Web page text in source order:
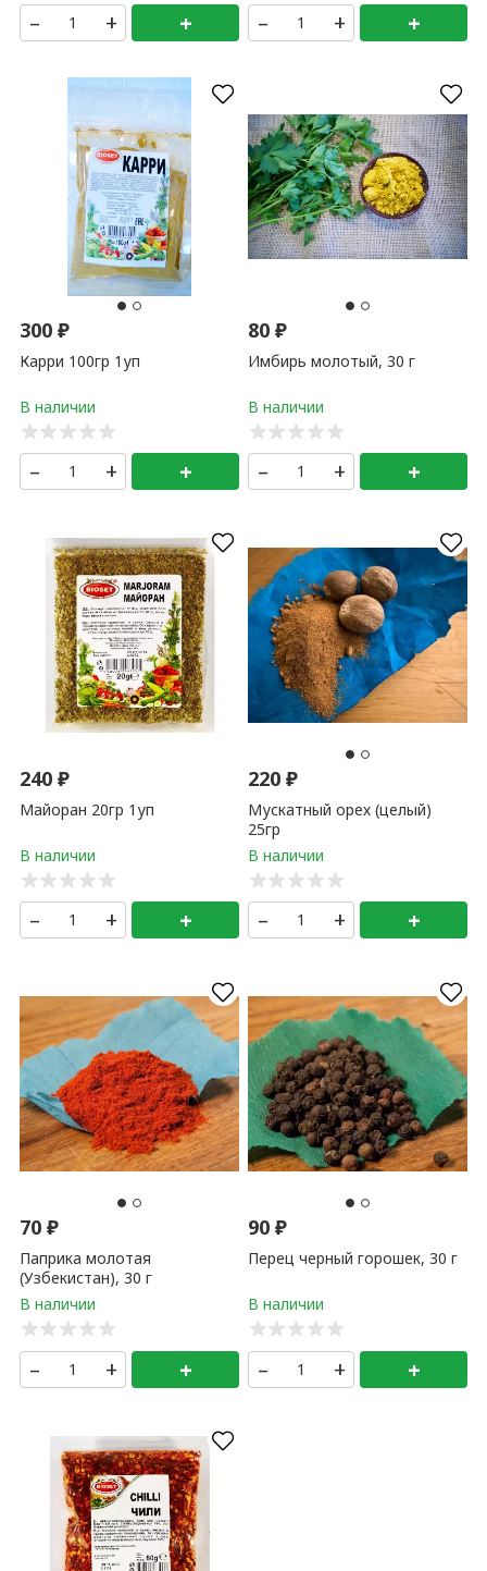
– + + – + +
300₽
Карри 100гр 1уп
– + +
80₽
Имбирь молотый, 30 г
– + +
240₽
Майоран 20гр 1уп
– + +
220₽
Мускатный орех (целый)
25гр
– + +
70₽
Паприка молотая
(Узбекистан), 30 г
– + +
90₽
Перец черный горошек, 30 г
– + +